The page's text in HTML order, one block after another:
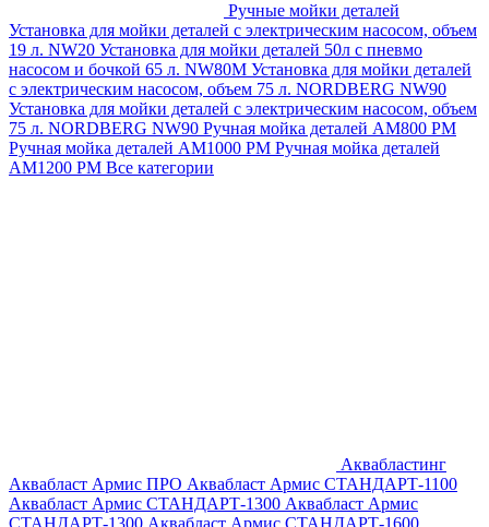
Ручные мойки деталей
Установка для мойки деталей с электрическим насосом, объем
19 л. NW20 Установка для мойки деталей 50л с пневмо
насосом и бочкой 65 л. NW80M Установка для мойки деталей
с электрическим насосом, объем 75 л. NORDBERG NW90
Установка для мойки деталей с электрическим насосом, объем
75 л. NORDBERG NW90 Ручная мойка деталей АМ800 РМ
Ручная мойка деталей АМ1000 РМ Ручная мойка деталей
АМ1200 РМ Все категории
Аквабластинг
Аквабласт Армис ПРО Аквабласт Армис СТАНДАРТ-1100
Аквабласт Армис СТАНДАРТ-1300 Аквабласт Армис
СТАНДАРТ-1300 Аквабласт Армис СТАНДАРТ-1600